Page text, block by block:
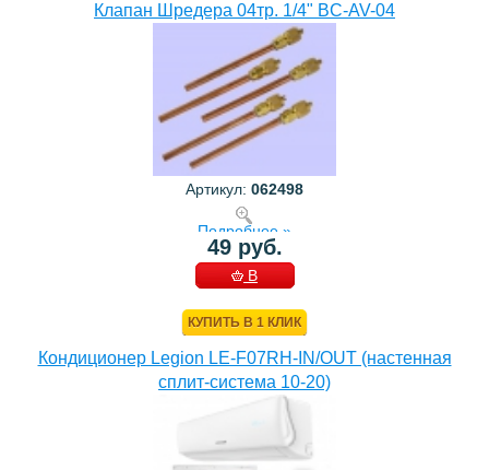
Клапан Шредера 04тр. 1/4" BC-AV-04
Артикул: 062498
Подробнее »
49 руб.
В
КУПИТЬ В 1 КЛИК
Кондиционер Legion LE-F07RH-IN/OUT (настенная
сплит-система 10-20)